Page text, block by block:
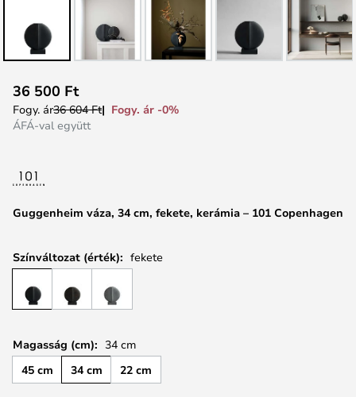
képgaléria
Guggenheim váza, 34 cm, fekete, kerámia – 101 Copenhagen
36 500 Ft
Fogy. ár36 604 Ft
Fogy. ár -0%
ÁFÁ-val együtt
Színváltozat (érték): fekete
Magasság (cm): 34 cm
45 cm
34 cm 22 cm